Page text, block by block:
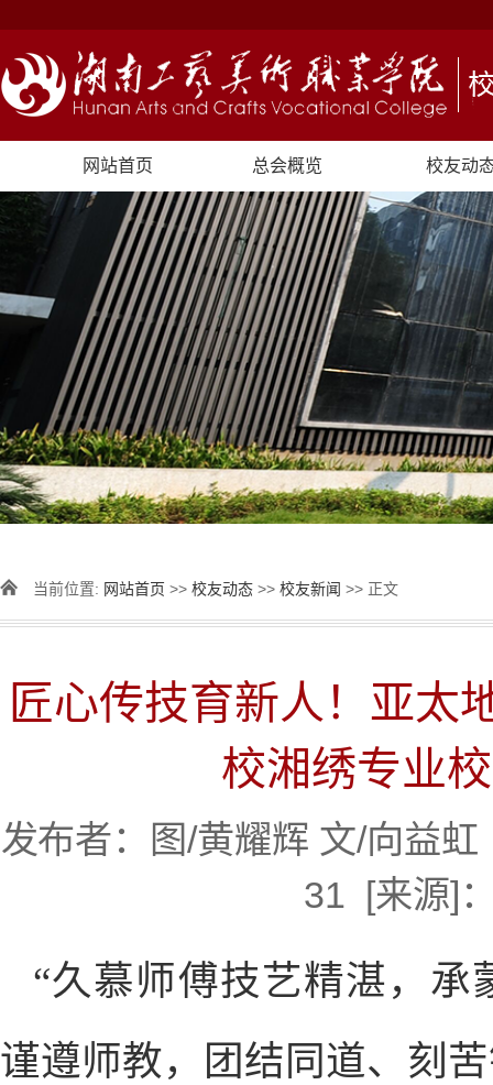
网站首页 总会概览 校友动
当前位置: 网站首页 >> 校友动态 >> 校友新闻 >> 正文
匠心传技育新人！亚太
校湘绣专业
发布者：图/黄耀辉 文/向益
31 [来源]
“久慕师傅技艺精湛，
谨遵师教，团结同道、刻